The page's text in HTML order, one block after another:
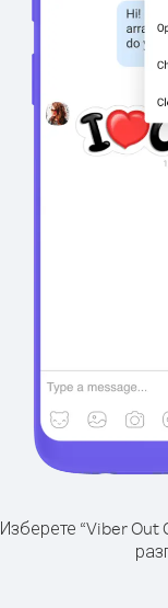
Изберете “Viber Out